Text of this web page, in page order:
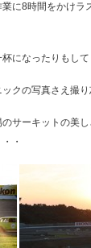
に8時間をかけ
になったりもして
クの写真さえ撮
サーキットの美
・